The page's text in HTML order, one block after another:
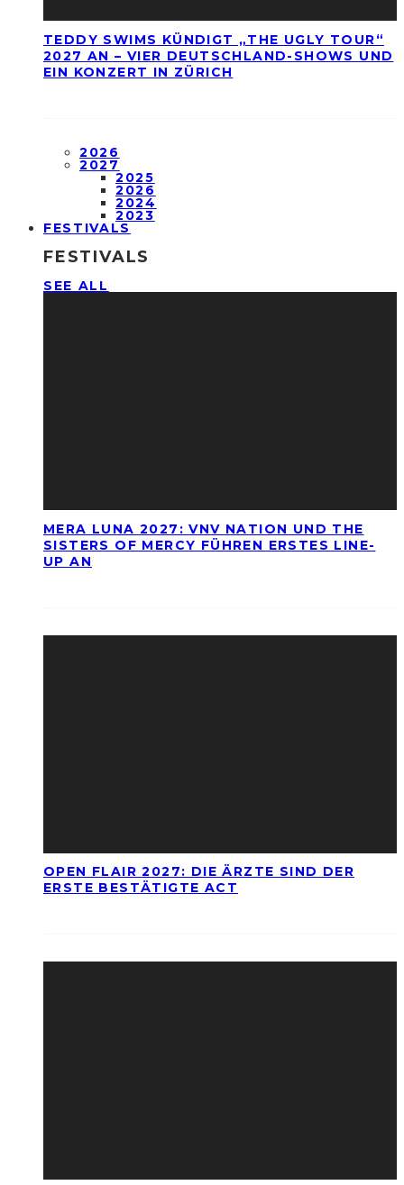
TEDDY SWIMS KÜNDIGT „THE UGLY TOUR“
2027 AN – VIER DEUTSCHLAND-SHOWS UND
EIN KONZERT IN ZÜRICH
2026
2027
2025
2026
2024
2023
FESTIVALS
FESTIVALS
SEE ALL
MERA LUNA 2027: VNV NATION UND THE
SISTERS OF MERCY FÜHREN ERSTES LINE-
UP AN
OPEN FLAIR 2027: DIE ÄRZTE SIND DER
ERSTE BESTÄTIGTE ACT